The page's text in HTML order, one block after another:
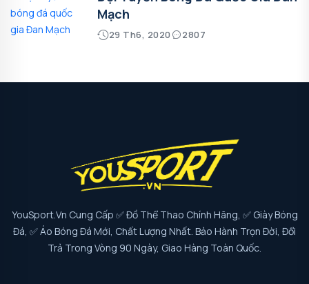
Mạch
29 Th6, 2020 2807
YouSport.vn Cung Cấp ✅ Đồ Thể Thao Chính Hãng, ✅ Giày Bóng
Đá, ✅ Áo Bóng Đá Mới, Chất Lượng Nhất. Bảo Hành Trọn Đời, Đổi
Trả Trong Vòng 90 Ngày, Giao Hàng Toàn Quốc.